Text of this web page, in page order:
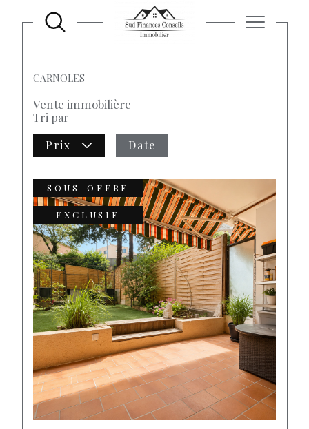
CARNOLES
Vente immobilière
Tri par
Prix
Date
SOUS-OFFRE
EXCLUSIF